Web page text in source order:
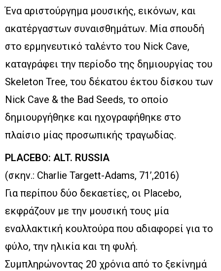
Ένα αριστούργημα μουσικής, εικόνων, και
ακατέργαστων συναισθημάτων. Μία σπουδή
στο ερμηνευτικό ταλέντο του Nick Cave,
καταγράφει την περίοδο της δημιουργίας του
Skeleton Tree, του δέκατου έκτου δίσκου των
Nick Cave & the Bad Seeds, το οποίο
δημιουργήθηκε και ηχογραφήθηκε στο
πλαίσιο μίας προσωπικής τραγωδίας.
PLACEBO: ALT. RUSSIA
(σκην.: Charlie Targett-Adams, 71’,2016)
Για περίπου δύο δεκαετίες, οι Placebo,
εκφράζουν με την μουσική τους μία
εναλλακτική κουλτούρα που αδιαφορεί για το
φύλο, την ηλικία και τη φυλή.
Συμπληρώνοντας 20 χρόνια από το ξεκίνημά